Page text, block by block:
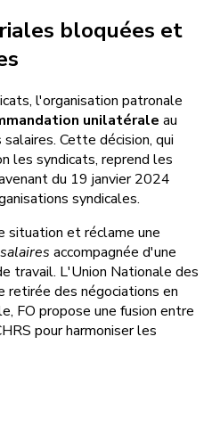
bloquées et
l'organisation patronale
unilatérale au
Cette décision, qui
les syndicats, reprend les
du 19 janvier 2024
syndicales.
situation et réclame une
accompagnée d'une
travail. L'Union Nationale des
retirée des négociations en
FO propose une fusion entre
pour harmoniser les